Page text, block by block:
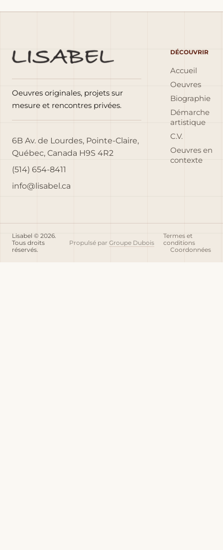
Oeuvres originales, projets sur
mesure et rencontres privées.
6B Av. de Lourdes, Pointe-Claire,
Québec, Canada H9S 4R2
(514) 654-8411
info@lisabel.ca
DÉCOUVRIR
Accueil
Oeuvres
Biographie
Démarche
artistique
C.V.
Oeuvres en
contexte
Lisabel © 2026.
Tous droits
réservés.
Propulsé par Groupe Dubois
Termes et
conditions
Coordonnées